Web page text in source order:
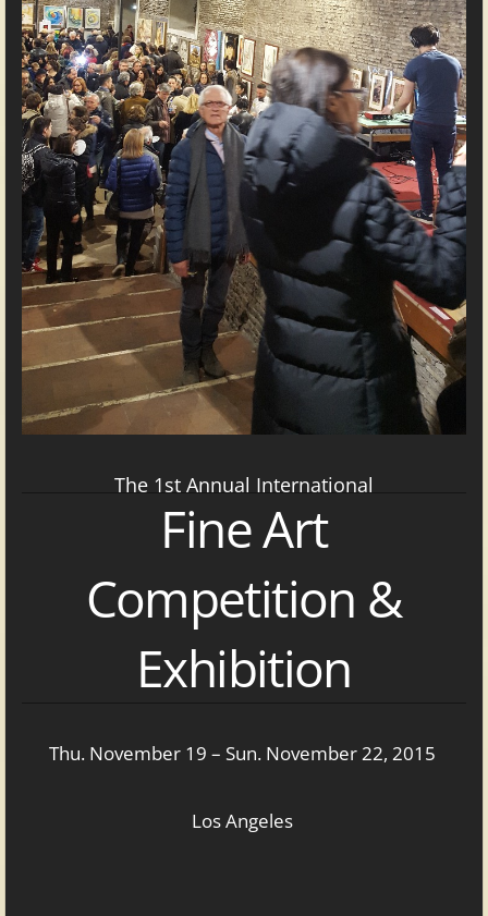
The 1st Annual International
Fine Art
Competition &
Exhibition
Thu. November 19 – Sun. November 22, 2015
Los Angeles